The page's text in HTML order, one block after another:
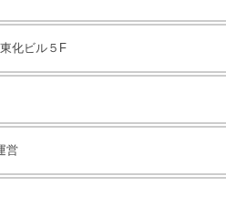
化ビル５F
営